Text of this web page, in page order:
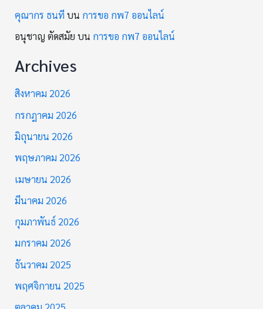
คุณากร ธนทีบน การขอ กพ7 ออนไลน์
อนุชาญ ตัดสมัย บน การขอ กพ7 ออนไลน์
Archives
สิงหาคม 2026
กรกฎาคม 2026
มิถุนายน 2026
พฤษภาคม 2026
เมษายน 2026
มีนาคม 2026
กุมภาพันธ์ 2026
มกราคม 2026
ธันวาคม 2025
พฤศจิกายน 2025